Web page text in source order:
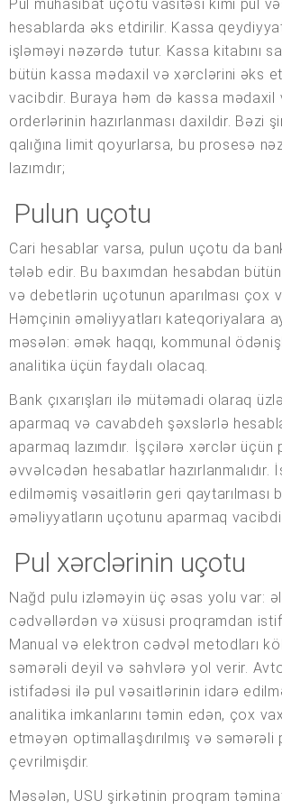
Pul mühasibat uçotu vasitəsi kimi pul
hesablarda əks etdirilir. Kassa
işləməyi nəzərdə tutur. Kassa kitabını
bütün kassa mədaxil və xərclərini əks
vacibdir. Buraya həm də kassa mədaxil
orderlərinin hazırlanması daxildir. Bəzi
qalığına limit qoyurlarsa, bu prosesə
lazımdır;
Pulun uçotu
Cari hesablar varsa, pulun uçotu da
tələb edir. Bu baxımdan hesabdan
və debetlərin uçotunun aparılması çox
Həmçinin əməliyyatları kateqoriyalara
məsələn: əmək haqqı, kommunal
analitika üçün faydalı olacaq.
Bank çıxarışları ilə mütəmadi olaraq
aparmaq və cavabdeh şəxslərlə
aparmaq lazımdır. İşçilərə xərclər üçün
əvvəlcədən hesabatlar hazırlanmalıdır.
edilməmiş vəsaitlərin geri qaytarılması
əməliyyatların uçotunu aparmaq
Pul xərclərinin uçotu
Nağd pulu izləməyin üç əsas yolu var:
cədvəllərdən və xüsusi proqramdan
Manual və elektron cədvəl metodları
səmərəli deyil və səhvlərə yol verir.
istifadəsi ilə pul vəsaitlərinin idarə
analitika imkanlarını təmin edən, çox
etməyən optimallaşdırılmış və səmərəli
çevrilmişdir.
Məsələn, USU şirkətinin proqram